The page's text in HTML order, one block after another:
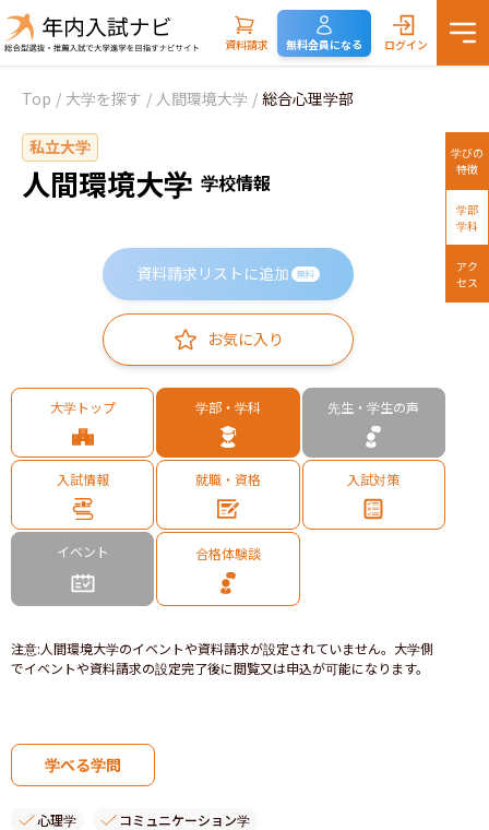
資料請求 無料会員になる ログイン
Top / 大学を探す / 人間環境大学 / 総合心理学部
私立大学
人間環境大学 学校情報
資料請求リストに追加 無料
お気に入り
大学トップ 学部・学科 先生・学生の声
入試情報 就職・資格 入試対策
イベント 合格体験談
注意:人間環境大学のイベントや資料請求が設定されていません。大学側
でイベントや資料請求の設定完了後に閲覧又は申込が可能になります。
学べる学問
心理学 コミュニケーション学
学びの
特徴
学部
学科
アク
セス